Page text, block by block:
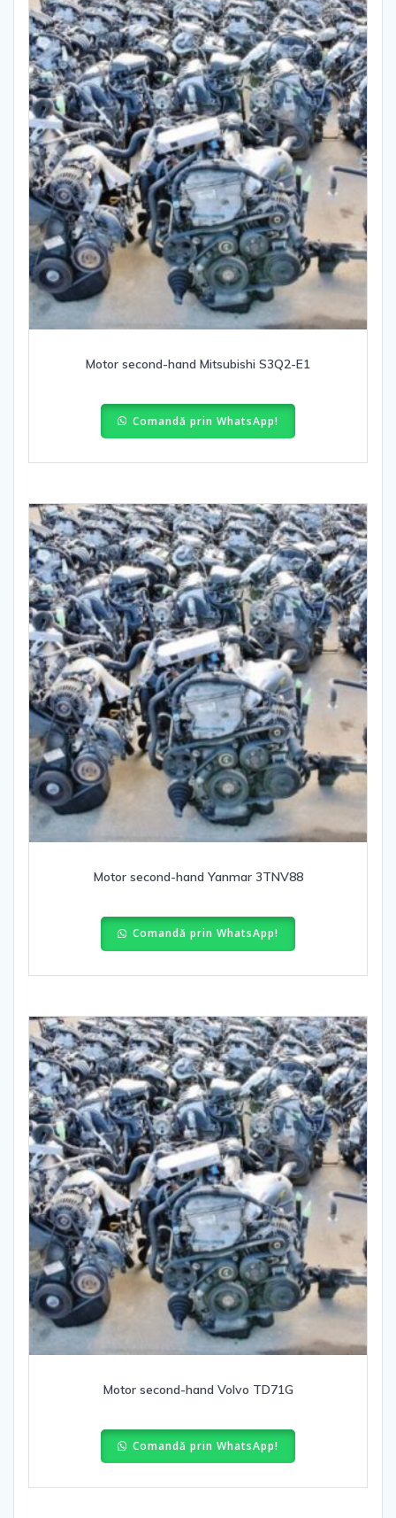
Motor second-hand Mitsubishi S3Q2-E1
Comandă prin WhatsApp!
Motor second-hand Yanmar 3TNV88
Comandă prin WhatsApp!
Motor second-hand Volvo TD71G
Comandă prin WhatsApp!